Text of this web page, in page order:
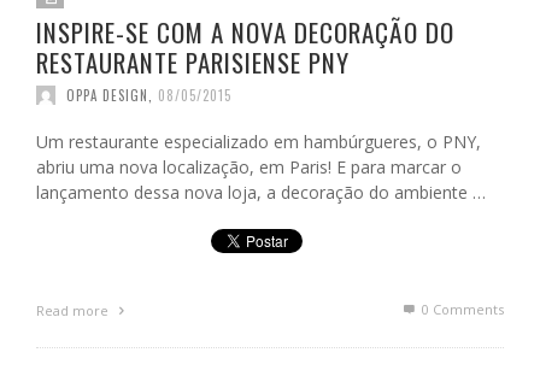
INSPIRE-SE COM A NOVA DECORAÇÃO DO
RESTAURANTE PARISIENSE PNY
OPPA DESIGN 08/05/2015
Um restaurante especializado em hambúrgueres, o PNY,
abriu uma nova localização, em Paris! E para marcar o
lançamento dessa nova loja, a decoração do ambiente …
Read more 0 Comments